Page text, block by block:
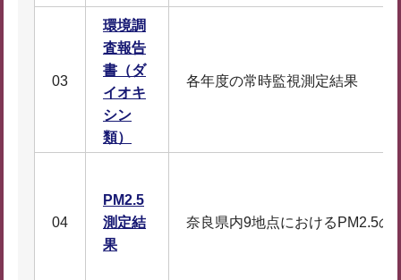
03
環境調
査報告
書（ダ
イオキ
シン
類）
各年度の常時監視測定結果
04
PM2.5
測定結
果
奈良県内9地点におけるPM2.5の